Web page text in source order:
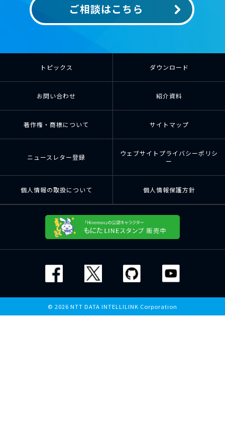
ご相談はこちら
トピックス ダウンロード
お問い合わせ 紹介資料
著作権・商標について サイトマップ
ニュースレター登録
ウェブサイトプライバシーポリシ
ー
個人情報の取扱について 個人情報保護方針
© 2026 NTT DATA INTELLILINK Corporation